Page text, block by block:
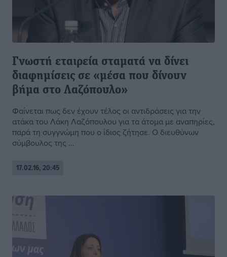
Γνωστή εταιρεία σταματά να δίνει
διαφημίσεις σε «μέσα που δίνουν
βήμα στο Λαζόπουλο»
Φαίνεται πως δεν έχουν τέλος οι αντιδράσεις για την
ατάκα του Λάκη Λαζόπουλου για τα άτομα με αναπηρίες,
παρά τη συγγνώμη που ο ίδιος ζήτησε. Ο διευθύνων
σύμβουλος της ...
17.02.16, 20:45